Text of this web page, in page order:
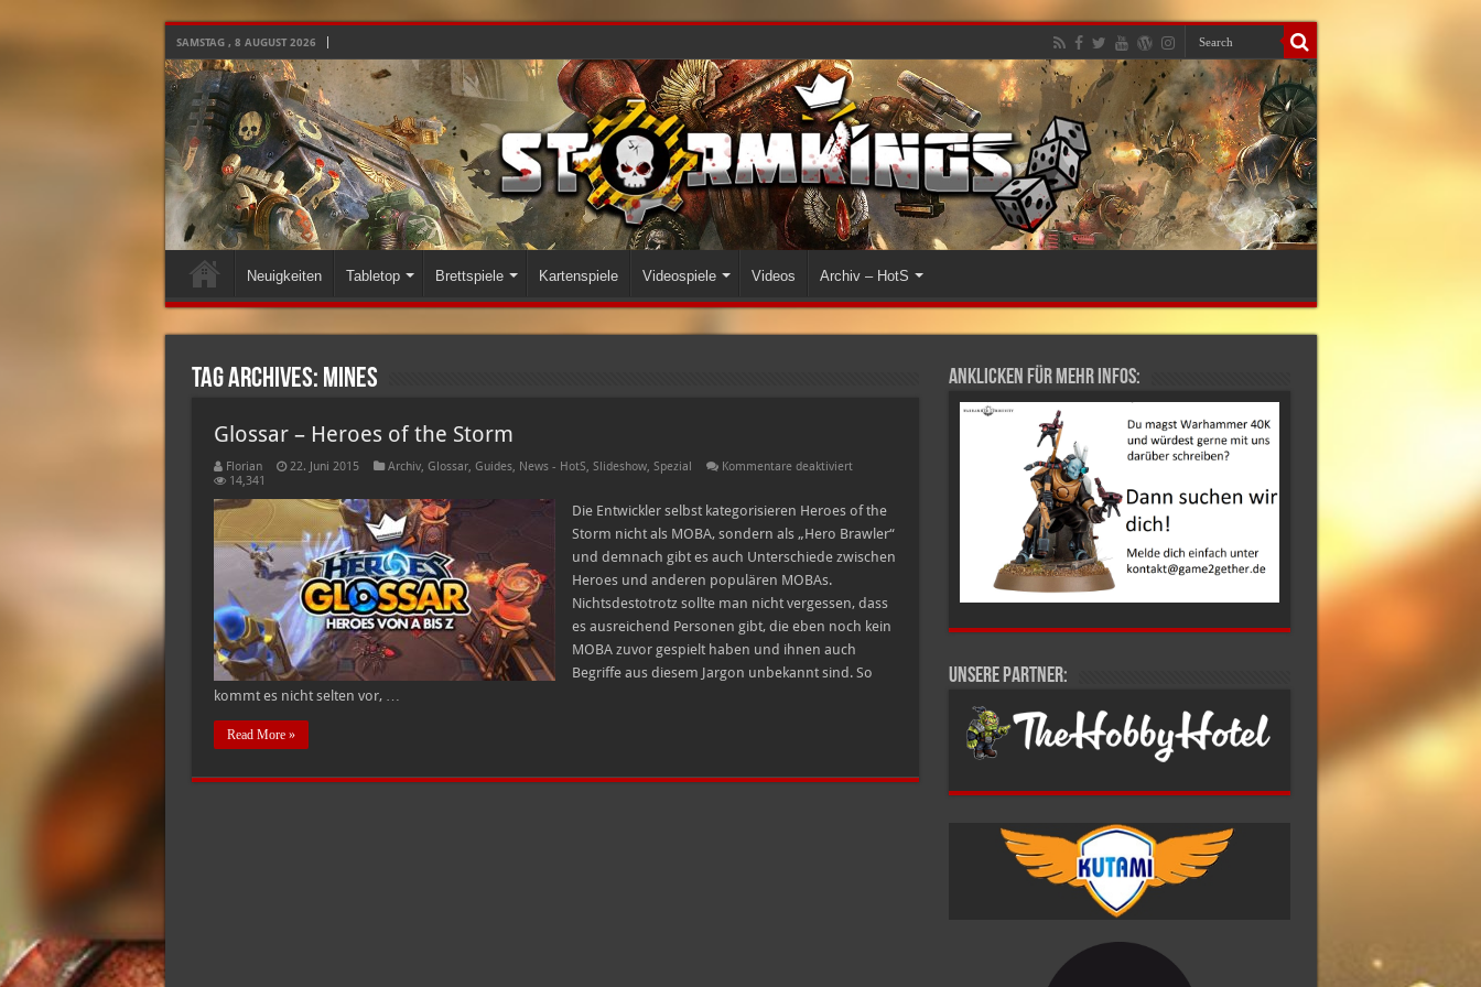
SAMSTAG , 8 AUGUST 2026
Neuigkeiten Tabletop Brettspiele Kartenspiele Videospiele Videos Archiv – HotS
Tag Archives: Mines
Glossar – Heroes of the Storm
Florian 22. Juni 2015 Archiv, Glossar, Guides, News - HotS, Slideshow, Spezial Kommentare deaktiviertfür
Heroes
the
Storm
14,341
Die Entwickler selbst kategorisieren Heroes of the
Storm nicht als MOBA, sondern als „Hero Brawler“
und demnach gibt es auch Unterschiede zwischen
Heroes und anderen populären MOBAs.
Nichtsdestotrotz sollte man nicht vergessen, dass
es ausreichend Personen gibt, die eben noch kein
MOBA zuvor gespielt haben und ihnen auch
Begriffe aus diesem Jargon unbekannt sind. So
kommt es nicht selten vor, …
Read More »
Anklicken für mehr Infos:
Unsere Partner: